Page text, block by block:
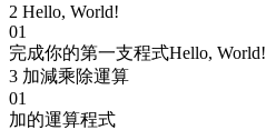
2 Hello, World!
01
完成你的第一支程式Hello, World!
3 加減乘除運算
01
加的運算程式